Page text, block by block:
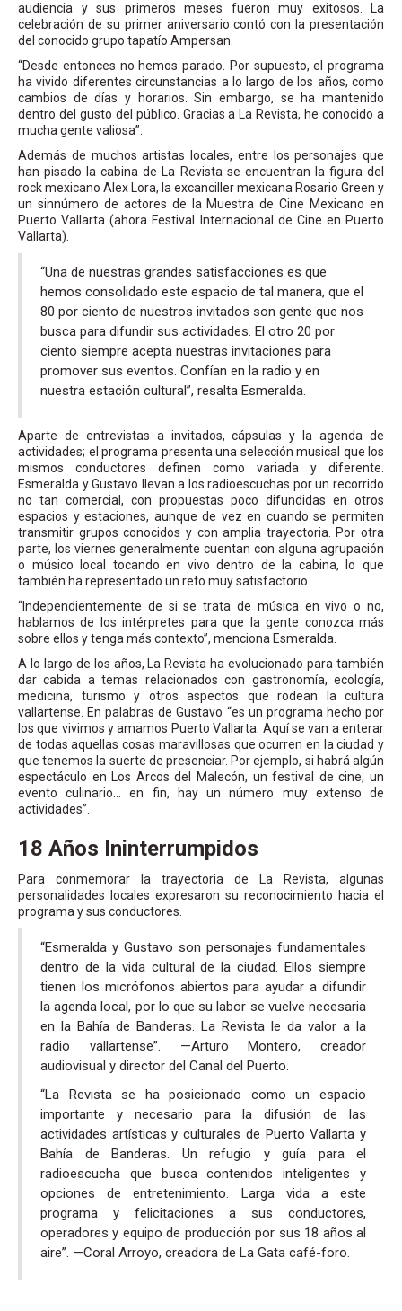
audiencia y sus primeros meses fueron muy exitosos. La
celebración de su primer aniversario contó con la presentación
del conocido grupo tapatío Ampersan.
“Desde entonces no hemos parado. Por supuesto, el programa
ha vivido diferentes circunstancias a lo largo de los años, como
cambios de días y horarios. Sin embargo, se ha mantenido
dentro del gusto del público. Gracias a La Revista, he conocido a
mucha gente valiosa”.
Además de muchos artistas locales, entre los personajes que
han pisado la cabina de La Revista se encuentran la figura del
rock mexicano Alex Lora, la excanciller mexicana Rosario Green y
un sinnúmero de actores de la Muestra de Cine Mexicano en
Puerto Vallarta (ahora Festival Internacional de Cine en Puerto
Vallarta).
“Una de nuestras grandes satisfacciones es que
hemos consolidado este espacio de tal manera, que el
80 por ciento de nuestros invitados son gente que nos
busca para difundir sus actividades. El otro 20 por
ciento siempre acepta nuestras invitaciones para
promover sus eventos. Confían en la radio y en
nuestra estación cultural”, resalta Esmeralda.
Aparte de entrevistas a invitados, cápsulas y la agenda de
actividades; el programa presenta una selección musical que los
mismos conductores definen como variada y diferente.
Esmeralda y Gustavo llevan a los radioescuchas por un recorrido
no tan comercial, con propuestas poco difundidas en otros
espacios y estaciones, aunque de vez en cuando se permiten
transmitir grupos conocidos y con amplia trayectoria. Por otra
parte, los viernes generalmente cuentan con alguna agrupación
o músico local tocando en vivo dentro de la cabina, lo que
también ha representado un reto muy satisfactorio.
“Independientemente de si se trata de música en vivo o no,
hablamos de los intérpretes para que la gente conozca más
sobre ellos y tenga más contexto”, menciona Esmeralda.
A lo largo de los años, La Revista ha evolucionado para también
dar cabida a temas relacionados con gastronomía, ecología,
medicina, turismo y otros aspectos que rodean la cultura
vallartense. En palabras de Gustavo “es un programa hecho por
los que vivimos y amamos Puerto Vallarta. Aquí se van a enterar
de todas aquellas cosas maravillosas que ocurren en la ciudad y
que tenemos la suerte de presenciar. Por ejemplo, si habrá algún
espectáculo en Los Arcos del Malecón, un festival de cine, un
evento culinario… en fin, hay un número muy extenso de
actividades”.
18 Años Ininterrumpidos
Para conmemorar la trayectoria de La Revista, algunas
personalidades locales expresaron su reconocimiento hacia el
programa y sus conductores.
“Esmeralda y Gustavo son personajes fundamentales
dentro de la vida cultural de la ciudad. Ellos siempre
tienen los micrófonos abiertos para ayudar a difundir
la agenda local, por lo que su labor se vuelve necesaria
en la Bahía de Banderas. La Revista le da valor a la
radio vallartense”. —Arturo Montero, creador
audiovisual y director del Canal del Puerto.
“La Revista se ha posicionado como un espacio
importante y necesario para la difusión de las
actividades artísticas y culturales de Puerto Vallarta y
Bahía de Banderas. Un refugio y guía para el
radioescucha que busca contenidos inteligentes y
opciones de entretenimiento. Larga vida a este
programa y felicitaciones a sus conductores,
operadores y equipo de producción por sus 18 años al
aire”. —Coral Arroyo, creadora de La Gata café-foro.